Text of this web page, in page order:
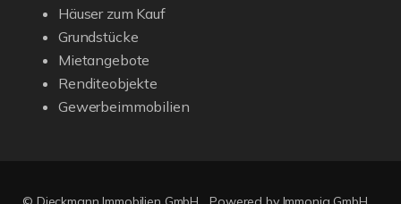
Häuser zum Kauf
Grundstücke
Mietangebote
Renditeobjekte
Gewerbeimmobilien